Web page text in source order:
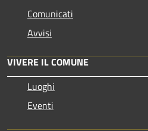
Comunicati
Avvisi
VIVERE IL COMUNE
Luoghi
Eventi